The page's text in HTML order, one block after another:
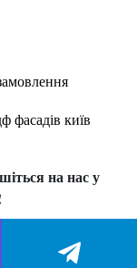
фасадів київ
на нас у